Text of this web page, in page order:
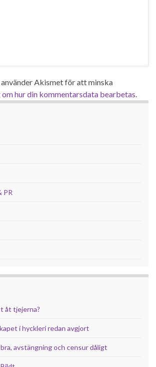
Akismet för att minska
om hur din kommentarsdata bearbetas.
PR
åt tjejerna?
i hyckleri redan avgjort
avstängning och censur dåligt